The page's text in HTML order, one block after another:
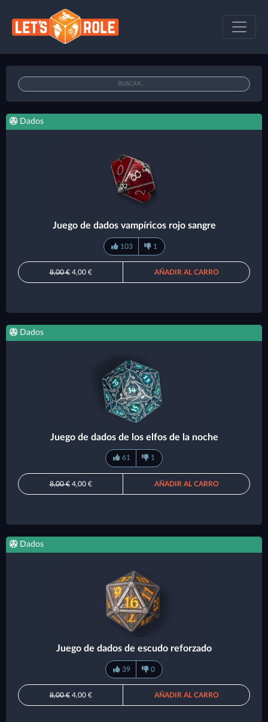
Dados
Juego de dados vampíricos rojo sangre
103 1
8,00 €4,00 € AÑADIR AL CARRO
Dados
Juego de dados de los elfos de la noche
61 1
8,00 €4,00 € AÑADIR AL CARRO
Dados
Juego de dados de escudo reforzado
39 0
8,00 €4,00 € AÑADIR AL CARRO